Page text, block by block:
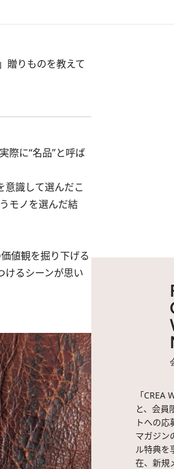
贈りものを教えて
際に“名品”と呼ば
意識して選んだこ
モノを選んだ結
値観を掘り下げる
けるシーンが思い
「CREA
と、会員
トへの
マガジン
ル特典を
在、新規